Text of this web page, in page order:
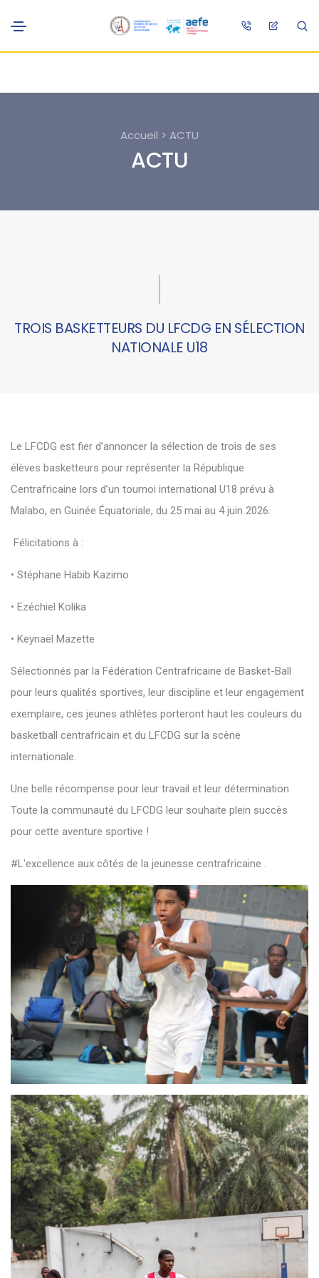
Accueil > ACTU
ACTU
TROIS BASKETTEURS DU LFCDG EN SÉLECTION
NATIONALE U18
Le LFCDG est fier d’annoncer la sélection de trois de ses
élèves basketteurs pour représenter la République
Centrafricaine lors d’un tournoi international U18 prévu à
Malabo, en Guinée Équatoriale, du 25 mai au 4 juin 2026.
Félicitations à :
• Stéphane Habib Kazimo
• Ezéchiel Kolika
• Keynaël Mazette
Sélectionnés par la Fédération Centrafricaine de Basket-Ball
pour leurs qualités sportives, leur discipline et leur engagement
exemplaire, ces jeunes athlètes porteront haut les couleurs du
basketball centrafricain et du LFCDG sur la scène
internationale.
Une belle récompense pour leur travail et leur détermination.
Toute la communauté du LFCDG leur souhaite plein succès
pour cette aventure sportive !
#L'excellence aux côtés de la jeunesse centrafricaine .